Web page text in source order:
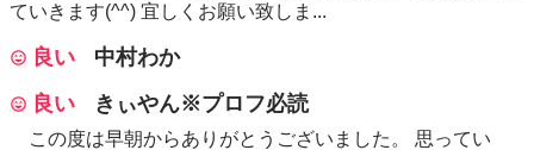
ていきます(^^) 宜しくお願い致しま...
良い
中村わか
良い
きぃやん※プロフ必読
この度は早朝からありがとうございました。 思ってい